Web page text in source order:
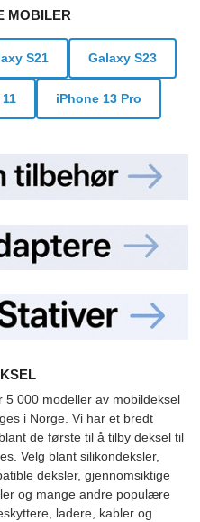
MOBILER
S21 Galaxy S23
iPhone 13 Pro
5 000 modeller av mobildeksel
i Norge. Vi har et bredt
de første til å tilby deksel til
Velg blant silikondeksler,
deksler, gjennomsiktige
og mange andre populære
ladere, kabler og